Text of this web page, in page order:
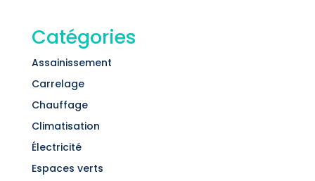
Catégories
Assainissement
Carrelage
Chauffage
Climatisation
Électricité
Espaces verts